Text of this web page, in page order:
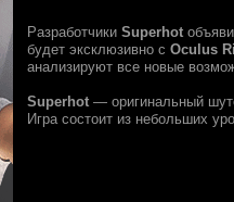
Разработчики Superhot
будет эксклюзивно с Oculus
анализируют все новые
Superhot — оригинальный
Игра состоит из небольших